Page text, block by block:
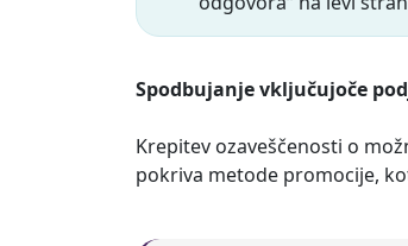
Spodbujanje vključujoče
Krepitev ozaveščenosti o
pokriva metode promocije,